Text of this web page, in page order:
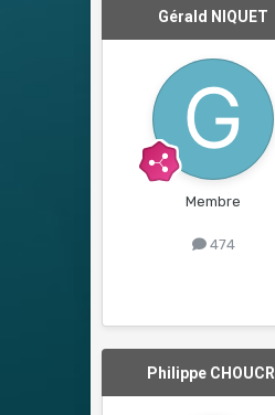
Gérald NIQUET
Membre
474
Philippe CHOUCRI